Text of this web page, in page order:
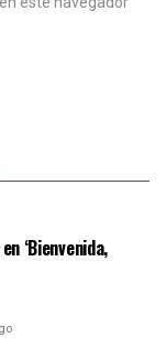
‘Bienvenida,